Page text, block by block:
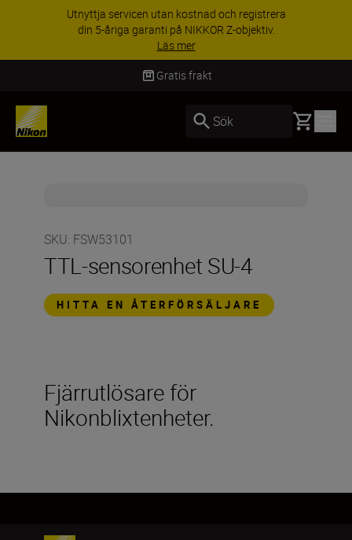
Utnyttja servicen utan kostnad och registrera
din 5-åriga garanti på NIKKOR Z-objektiv.
Läs mer
Gratis frakt
Sök Basket
SKU: FSW53101
TTL-sensorenhet SU-4
HITTA EN ÅTERFÖRSÄLJARE
Fjärrutlösare för
Nikonblixtenheter.